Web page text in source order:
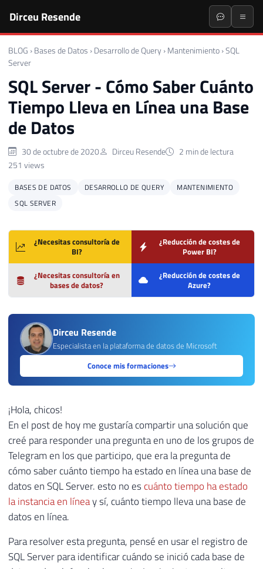
Dirceu Resende
BLOG › Bases de Datos › Desarrollo de Query › Mantenimiento ›SQL
Server
SQL Server - Cómo Saber Cuánto
Tiempo Lleva en Línea una Base
de Datos
30 de octubre de 2020 Dirceu Resende
2 min de lectura
251 views
BASES DE DATOS DESARROLLO DE QUERY
MANTENIMIENTO
SQL SERVER
¿Necesitas consultoría de
BI?
¿Reducción de costes de
Power BI?
¿Necesitas consultoría en
bases de datos?
¿Reducción de costes de
Azure?
Dirceu Resende
Especialista en la plataforma de datos de Microsoft
Conoce mis formaciones
¡Hola, chicos!
En el post de hoy me gustaría compartir una solución que
creé para responder una pregunta en uno de los grupos de
Telegram en los que participo, que era la pregunta de
cómo saber cuánto tiempo ha estado en línea una base de
datos en SQL Server. esto no es cuánto tiempo ha estado
la instancia en líneay sí, cuánto tiempo lleva una base de
datos en línea.
Para resolver esta pregunta, pensé en usar el registro de
SQL Server para identificar cuándo se inició cada base de